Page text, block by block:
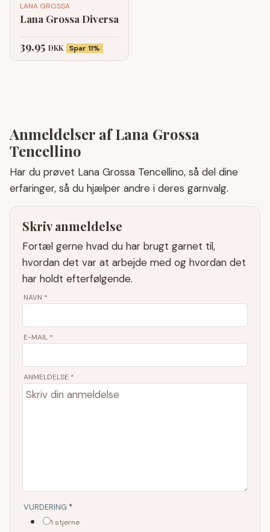
LANA GROSSA
Lana Grossa Diversa
39,95 DKK Spar 11%
Anmeldelser af Lana Grossa
Tencellino
Har du prøvet Lana Grossa Tencellino, så del dine
erfaringer, så du hjælper andre i deres garnvalg.
Skriv anmeldelse
Fortæl gerne hvad du har brugt garnet til,
hvordan det var at arbejde med og hvordan det
har holdt efterfølgende.
NAVN *
E-MAIL *
ANMELDELSE *
VURDERING *
1 stjerne